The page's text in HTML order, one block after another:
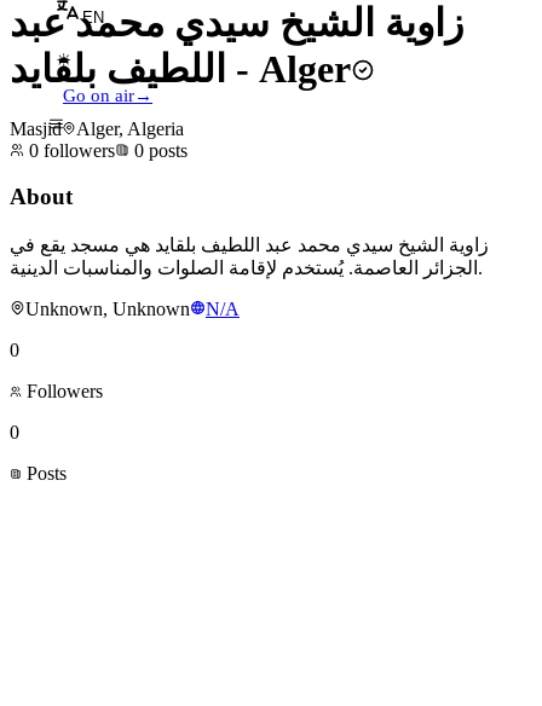
EN
☀
Go on air→
زاوية الشيخ سيدي محمد عبد
اللطيف بلقايد - Alger
Masjid
Alger, Algeria
0 followers 0 posts
About
زاوية الشيخ سيدي محمد عبد اللطيف بلقايد هي مسجد يقع في
الجزائر العاصمة. يُستخدم لإقامة الصلوات والمناسبات الدينية.
Unknown, Unknown
N/A
0
Followers
0
Posts